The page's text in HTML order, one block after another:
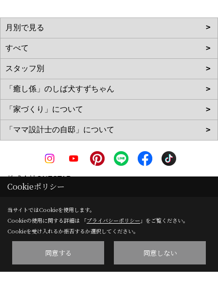
株式会社ONESTAR
京都府京都市伏見区北端町44番地8 丸武第三ビル1階
図
0120-066-035
FAX：075-611-0661
＜営業時間＞09:00～18:00
Cookieポリシー
当サイトではCookieを使用します。
Cookieの使用に関する詳細は 「プライバシーポリシー 」をご覧ください。
Cookieを受け入れるか拒否するか選択してください。
同意する 同意しない